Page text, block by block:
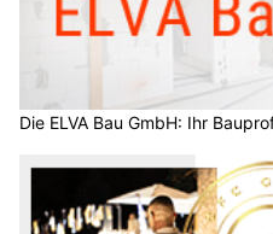
Die ELVA Bau GmbH: Ihr